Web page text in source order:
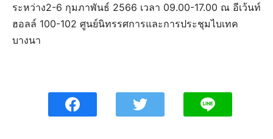
ระหว่าง2-6 กุมภาพันธ์ 2566 เวลา 09.00-17.00 ณ อีเว้นท์
ฮอลล์ 100-102 ศูนย์นิทรรศการและการประชุมไบเทค
บางนา